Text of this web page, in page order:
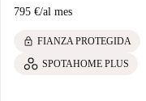
795 €/al mes
lock FIANZA PROTEGIDA
SPOTAHOME PLUS